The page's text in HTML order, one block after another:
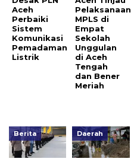
Aceh
Perbaiki
Sistem
Komunikasi
Pemadaman
Listrik
Pelaksanaan
MPLS di
Empat
Sekolah
Unggulan
di Aceh
Tengah
dan Bener
Meriah
Berita Daerah